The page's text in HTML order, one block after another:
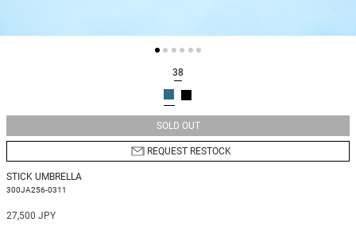
38
SOLD OUT
REQUEST RESTOCK
STICK UMBRELLA
300JA256-0311
27,500 JPY